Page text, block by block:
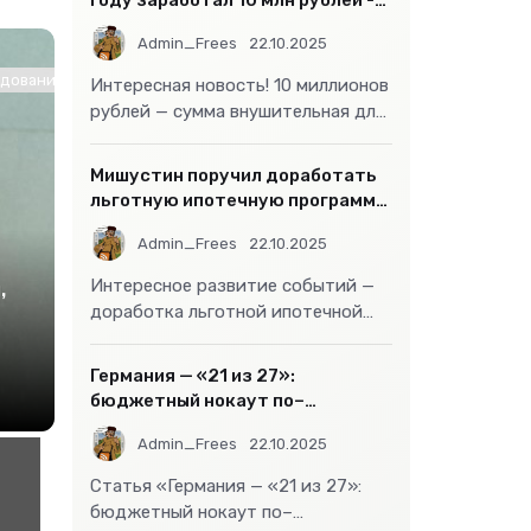
/ Другие новости / Знакомства / Интернет технологии
«Бизнес»
Admin_Frees 22.10.2025
Интересная новость! 10 миллионов
рублей — сумма внушительная для
не
Мишустин поручил доработать
льготную ипотечную программу
- «Бизнес»
Admin_Frees 22.10.2025
Интересное развитие событий —
доработка льготной ипотечной
стать
Германия — «21 из 27»:
бюджетный нокаут по–
европейски
Admin_Frees 22.10.2025
Статья «Германия — «21 из 27»:
бюджетный нокаут по–